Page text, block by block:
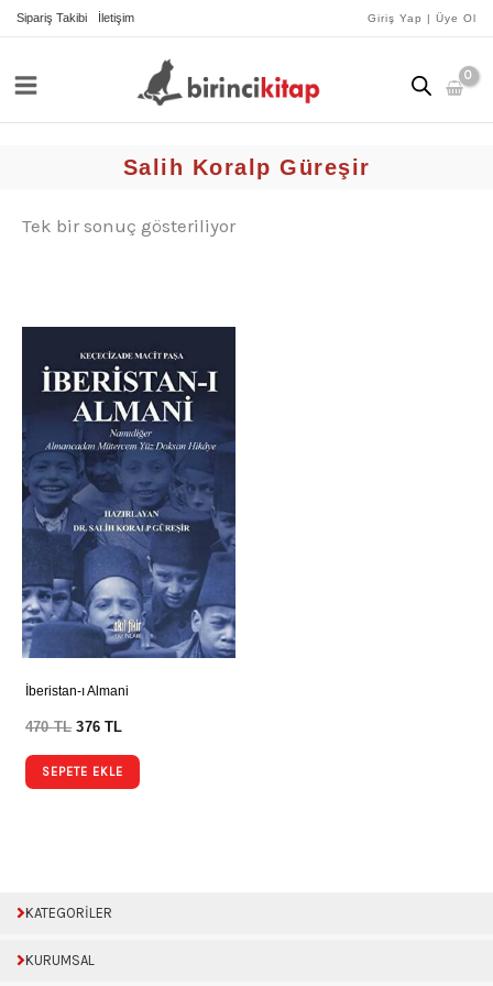
İçeriğe
Sipariş Takibi İletişim Giriş Yap | Üye Ol
Salih Koralp Güreşir
Tek bir sonuç gösteriliyor
İberistan-ı Almani
470TL 376TL
SEPETE EKLE
KATEGORİLER
KURUMSAL